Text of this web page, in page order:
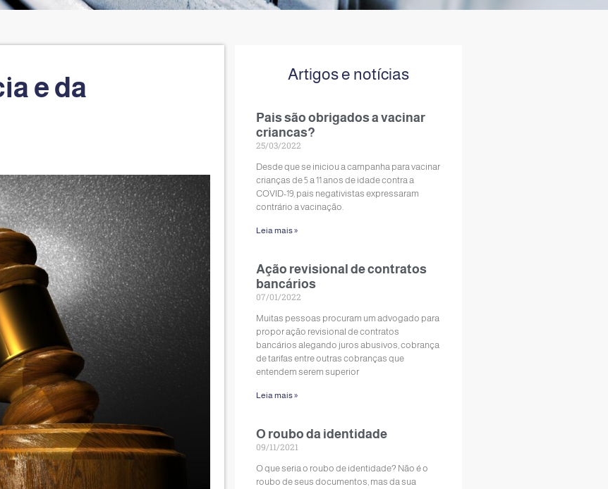
e da
Artigos e notícias
Pais são obrigados a vacinar
criancas?
25/03/2022
Desde que se iniciou a campanha para vacinar
crianças de 5 a 11 anos de idade contra a
COVID-19, pais negativistas expressaram
contrário a vacinação.
Leia mais »
Ação revisional de contratos
bancários
07/01/2022
Muitas pessoas procuram um advogado para
propor ação revisional de contratos
bancários alegando juros abusivos, cobrança
de tarifas entre outras cobranças que
entendem serem superior
Leia mais »
O roubo da identidade
09/11/2021
O que seria o roubo de identidade? Não é o
roubo de seus documentos, mas da sua